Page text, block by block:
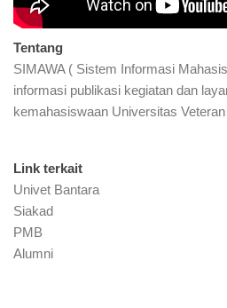
Tentang
SIMAWA ( Sistem Informasi
informasi publikasi kegiatan dan
kemahasiswaan Universitas
Link terkait
Univet Bantara
Siakad
PMB
Alumni